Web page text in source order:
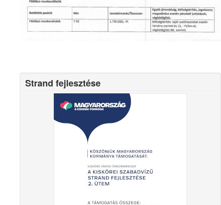
Strand fejlesztése